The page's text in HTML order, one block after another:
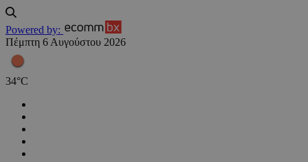
Powered by:
Πέμπτη 6 Αυγούστου 2026
34°C